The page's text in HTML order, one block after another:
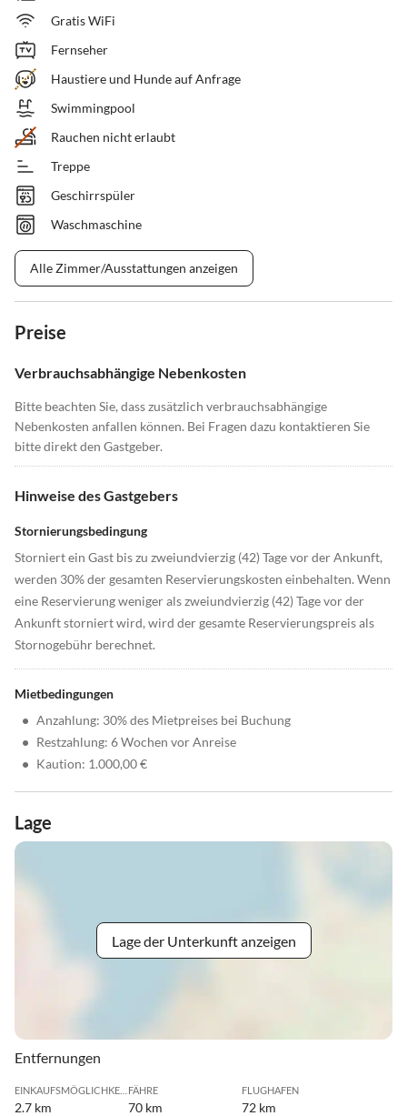
Gratis WiFi
Fernseher
Haustiere und Hunde auf Anfrage
Swimmingpool
Rauchen nicht erlaubt
Treppe
Geschirrspüler
Waschmaschine
Alle Zimmer/Ausstattungen anzeigen
Preise
Verbrauchsabhängige Nebenkosten
Bitte beachten Sie, dass zusätzlich verbrauchsabhängige
Nebenkosten anfallen können. Bei Fragen dazu kontaktieren Sie
bitte direkt den Gastgeber.
Hinweise des Gastgebers
Stornierungsbedingung
Storniert ein Gast bis zu zweiundvierzig (42) Tage vor der Ankunft,
werden 30% der gesamten Reservierungskosten einbehalten. Wenn
eine Reservierung weniger als zweiundvierzig (42) Tage vor der
Ankunft storniert wird, wird der gesamte Reservierungspreis als
Stornogebühr berechnet.
Mietbedingungen
• Anzahlung: 30% des Mietpreises bei Buchung
• Restzahlung: 6 Wochen vor Anreise
• Kaution: 1.000,00 €
Lage
Lage der Unterkunft anzeigen
Entfernungen
2.7 km
FÄHRE
70 km
FLUGHAFEN
72 km